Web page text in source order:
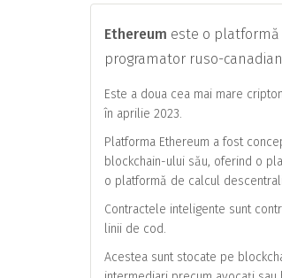
Ethereum este o platformă
programator ruso-
Este a doua cea mai mare
în aprilie 2023.
Platforma Ethereum a fost
blockchain-ului său, oferind o
o platformă de calcul
Contractele inteligente sunt
linii de cod.
Acestea sunt stocate pe